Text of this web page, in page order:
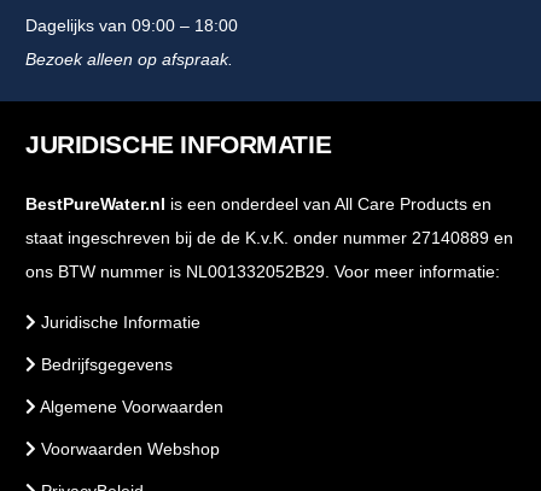
Dagelijks van 09:00 – 18:00
Bezoek alleen op afspraak.
JURIDISCHE INFORMATIE
BestPureWater.nl is een onderdeel van All Care Products en
staat ingeschreven bij de de K.v.K. onder nummer 27140889 en
ons BTW nummer is NL001332052B29. Voor meer informatie:
Juridische Informatie
Bedrijfsgegevens
Algemene Voorwaarden
Voorwaarden Webshop